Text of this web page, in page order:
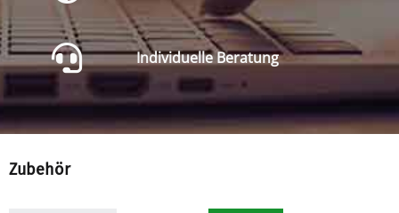
Individuelle Beratung
Zubehör